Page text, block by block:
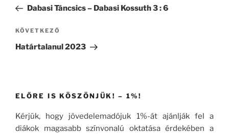
bejegyzés
Dabasi Táncsics – Dabasi Kossuth 3 : 6
Következő
bejegyzés
KÖVETKEZŐ
Határtalanul 2023
ELŐRE IS KÖSZÖNJÜK! – 1%!
Kérjük, hogy jövedelemadójuk 1%-át ajánlják fel a
diákok magasabb színvonalú oktatása érdekében a